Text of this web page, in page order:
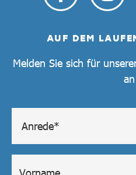
AUF DEM
Melden Sie sich für